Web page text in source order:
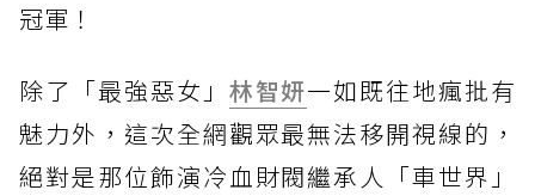
冠軍！
除了「最強惡女」 林智妍一如既往地瘋批有
魅力外，這次全網觀眾最無法移開視線的，
絕對是那位飾演冷血財閥繼承人「車世界」